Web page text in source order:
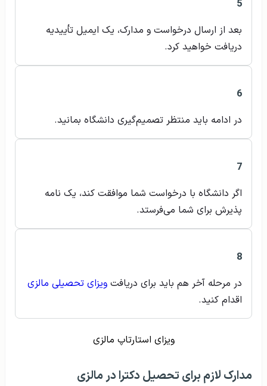
5
بعد از ارسال درخواست و مدارک، یک ایمیل تأییدیه
دریافت خواهید کرد.
6
در ادامه باید منتظر تصمیم‌گیری دانشگاه بمانید.
7
اگر دانشگاه با درخواست شما موافقت کند، یک نامه
پذیرش برای شما می‌فرستد.
8
در مرحله آخر هم باید برای دریافت ویزای تحصیلی مالزی
اقدام کنید.
ویزای استارتاپ مالزی
مدارک لازم برای تحصیل دکترا در مالزی